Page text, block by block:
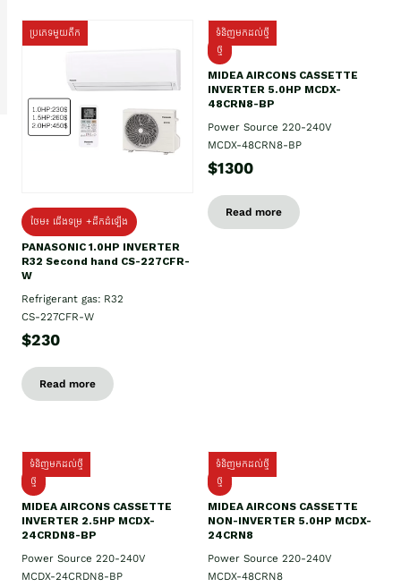
ប្រភេទមួយតឹក
ថែម៖ ជើងទម្រ +ដឹកដំឡើង
PANASONIC 1.0HP INVERTER
R32 Second hand CS-227CFR-
W
Refrigerant gas: R32
CS-227CFR-W
$230
Read more
ទំនិញមកដល់ថ្មី
ថ្មី
MIDEA AIRCONS CASSETTE
INVERTER 5.0HP MCDX-
48CRN8-BP
Power Source 220-240V
MCDX-48CRN8-BP
$1300
Read more
ទំនិញមកដល់ថ្មី
ថ្មី
MIDEA AIRCONS CASSETTE
INVERTER 2.5HP MCDX-
24CRDN8-BP
Power Source 220-240V
MCDX-24CRDN8-BP
ទំនិញមកដល់ថ្មី
ថ្មី
MIDEA AIRCONS CASSETTE
NON-INVERTER 5.0HP MCDX-
24CRN8
Power Source 220-240V
MCDX-48CRN8